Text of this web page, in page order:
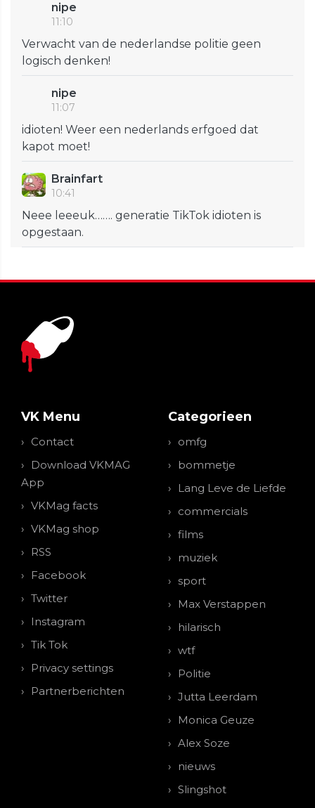
nipe
11:10
Verwacht van de nederlandse politie geen
logisch denken!
nipe
11:07
idioten! Weer een nederlands erfgoed dat
kapot moet!
Brainfart
10:41
Neee leeeuk……. generatie TikTok idioten is
opgestaan.
VK Menu
Contact
Download VKMAG
App
VKMag facts
VKMag shop
RSS
Facebook
Twitter
Instagram
Tik Tok
Privacy settings
Partnerberichten
Categorieen
omfg
bommetje
Lang Leve de Liefde
commercials
films
muziek
sport
Max Verstappen
hilarisch
wtf
Politie
Jutta Leerdam
Monica Geuze
Alex Soze
nieuws
Slingshot